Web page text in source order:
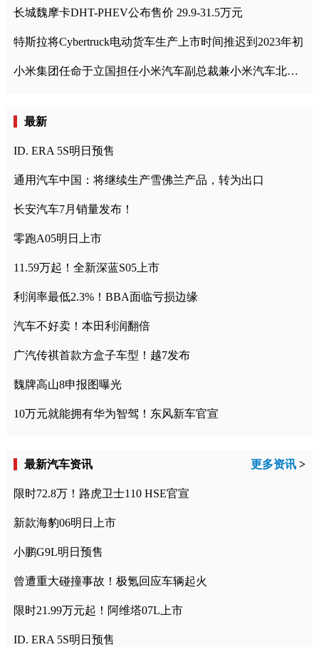
长城魏摩卡DHT-PHEV公布售价 29.9-31.5万元
特斯拉将Cybertruck电动货车生产上市时间推迟到2023年初
小米集团任命于立国担任小米汽车副总裁兼小米汽车北京总部政委
最新
ID. ERA 5S明日预售
通用汽车中国：将继续生产雪佛兰产品，转为出口
长安汽车7月销量发布！
零跑A05明日上市
11.59万起！全新深蓝S05上市
利润率最低2.3%！BBA面临亏损边缘
汽车不好卖！本田利润翻倍
广汽传祺首款方盒子车型！越7发布
魏牌高山8申报图曝光
10万元就能拥有华为智驾！东风新车官宣
最新汽车资讯 更多资讯 >
限时72.8万！路虎卫士110 HSE官宣
新款海豹06明日上市
小鹏G9L明日预售
曾遭重大碰撞事故！极氪回应车辆起火
限时21.99万元起！阿维塔07L上市
ID. ERA 5S明日预售